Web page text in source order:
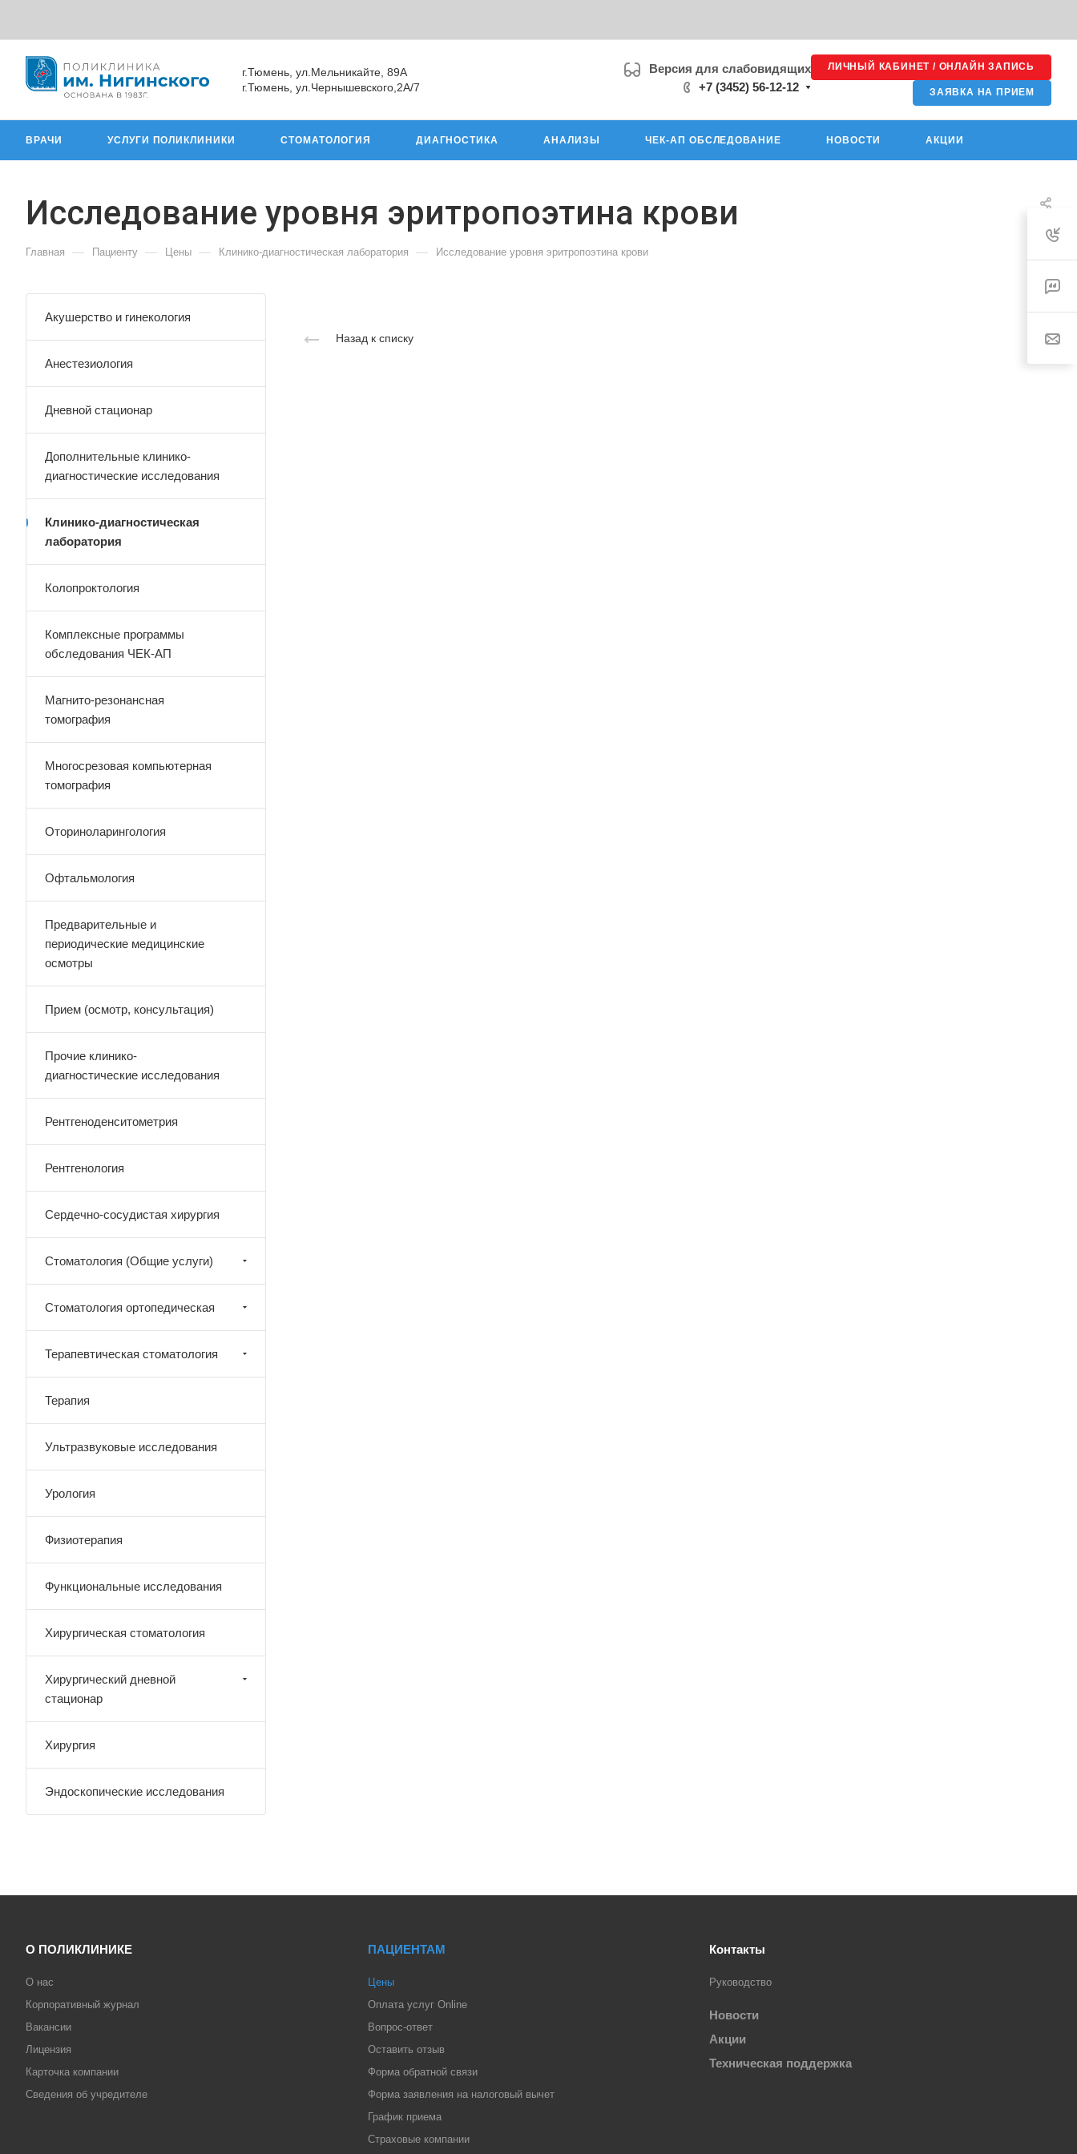
г.Тюмень, ул.Мельникайте, 89А
г.Тюмень, ул.Чернышевского,2А/7
Версия для слабовидящих
+7 (3452) 56-12-12
ЛИЧНЫЙ КАБИНЕТ / ОНЛАЙН ЗАПИСЬ
ЗАЯВКА НА ПРИЕМ
ВРАЧИ УСЛУГИ ПОЛИКЛИНИКИ СТОМАТОЛОГИЯ ДИАГНОСТИКА АНАЛИЗЫ ЧЕК-АП ОБСЛЕДОВАНИЕ НОВОСТИ АКЦИИ
Исследование уровня эритропоэтина крови
Главная — Пациенту — Цены — Клинико-диагностическая лаборатория — Исследование уровня эритропоэтина крови
Назад к списку
Акушерство и гинекология
Анестезиология
Дневной стационар
Дополнительные клинико-
диагностические исследования
Клинико-диагностическая
лаборатория
Колопроктология
Комплексные программы
обследования ЧЕК-АП
Магнито-резонансная
томография
Многосрезовая компьютерная
томография
Оториноларингология
Офтальмология
Предварительные и
периодические медицинские
осмотры
Прием (осмотр, консультация)
Прочие клинико-
диагностические исследования
Рентгеноденситометрия
Рентгенология
Сердечно-сосудистая хирургия
Стоматология (Общие услуги)
Стоматология ортопедическая
Терапевтическая стоматология
Терапия
Ультразвуковые исследования
Урология
Физиотерапия
Функциональные исследования
Хирургическая стоматология
Хирургический дневной
стационар
Хирургия
Эндоскопические исследования
О ПОЛИКЛИНИКЕ
О нас
Корпоративный журнал
Вакансии
Лицензия
Карточка компании
Сведения об учредителе
ПАЦИЕНТАМ
Цены
Оплата услуг Online
Вопрос-ответ
Оставить отзыв
Форма обратной связи
Форма заявления на налоговый вычет
График приема
Страховые компании
Контакты
Руководство
Новости
Акции
Техническая поддержка